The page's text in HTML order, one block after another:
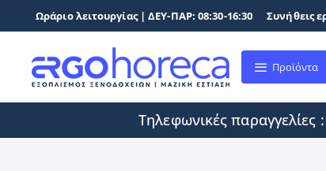
Ωράριο λειτουργίας | ΔΕΥ-ΠΑΡ: 08:30-16:30 Συνήθεις
Προϊόντα
Τηλεφωνικές παραγγελίες :